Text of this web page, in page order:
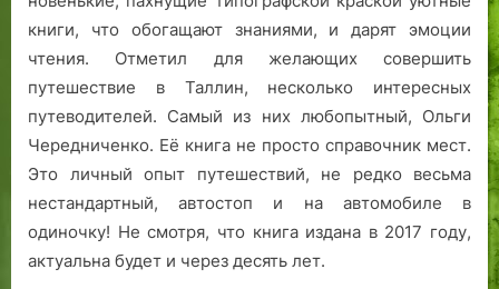
книги, что обогащают знаниями, и дарят эмоции
чтения. Отметил для желающих совершить
путешествие в Таллин, несколько интересных
путеводителей. Самый из них любопытный, Ольги
Чередниченко. Её книга не просто справочник мест.
Это личный опыт путешествий, не редко весьма
нестандартный, автостоп и на автомобиле в
одиночку! Не смотря, что книга издана в 2017 году,
актуальна будет и через десять лет.